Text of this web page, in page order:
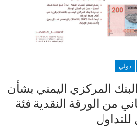
دولي
المركزي اليمني بشأن
من الورقة النقدية فئة